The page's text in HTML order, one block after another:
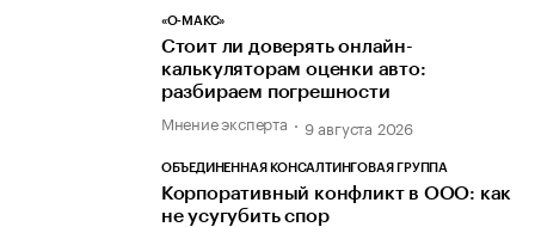
«О-МАКС»
Стоит ли доверять онлайн-
калькуляторам оценки авто:
разбираем погрешности
Мнение эксперта 9 августа 2026
ОБЪЕДИНЕННАЯ КОНСАЛТИНГОВАЯ ГРУППА
Корпоративный конфликт в ООО: как
не усугубить спор